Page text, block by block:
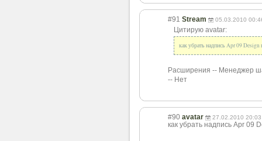
#91 Stream 05.03.2010
Цитирую avatar:
как убрать надпись Apr 09 Design
Расширения -- Менеджер
-- Нет
#90 avatar 27.02.2010 20:03
как убрать надпись Apr 09